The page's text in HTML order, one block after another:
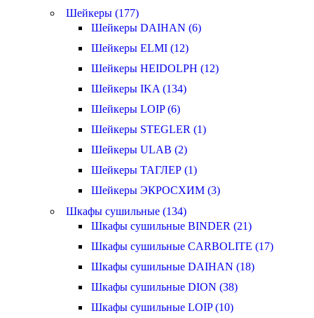
Шейкеры (177)
Шейкеры DAIHAN (6)
Шейкеры ELMI (12)
Шейкеры HEIDOLPH (12)
Шейкеры IKA (134)
Шейкеры LOIP (6)
Шейкеры STEGLER (1)
Шейкеры ULAB (2)
Шейкеры ТАГЛЕР (1)
Шейкеры ЭКРОСХИМ (3)
Шкафы сушильные (134)
Шкафы сушильные BINDER (21)
Шкафы сушильные CARBOLITE (17)
Шкафы сушильные DAIHAN (18)
Шкафы сушильные DION (38)
Шкафы сушильные LOIP (10)